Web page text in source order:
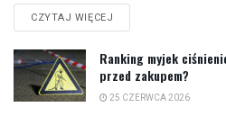
CZYTAJ WIĘCEJ
Ranking myjek
przed zakupem?
25 CZERWCA 2026